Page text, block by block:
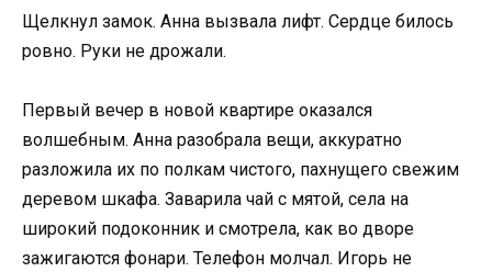
Щелкнул замок. Анна вызвала лифт. Сердце билось
ровно. Руки не дрожали.
Первый вечер в новой квартире оказался
волшебным. Анна разобрала вещи, аккуратно
разложила их по полкам чистого, пахнущего свежим
деревом шкафа. Заварила чай с мятой, села на
широкий подоконник и смотрела, как во дворе
зажигаются фонари. Телефон молчал. Игорь не